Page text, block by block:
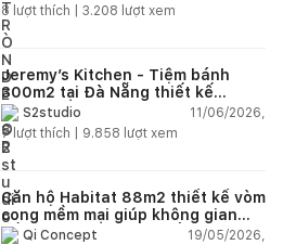
8 lượt thích | 3.208 lượt xem
Jeremy’s Kitchen - Tiệm bánh
300m2 tại Đà Nẵng thiết kế
phong cách công nghiệp hiện đại
ngập tràn ánh sáng tự nhiên
S2studio
11/06/2026,
7lượt thích | 9.858 lượt xem
Căn hộ Habitat 88m2 thiết kế vòm
cong mềm mại giúp không gian
sống hiện đại trở nên ấm áp hơn
Qi Concept
19/05/2026,